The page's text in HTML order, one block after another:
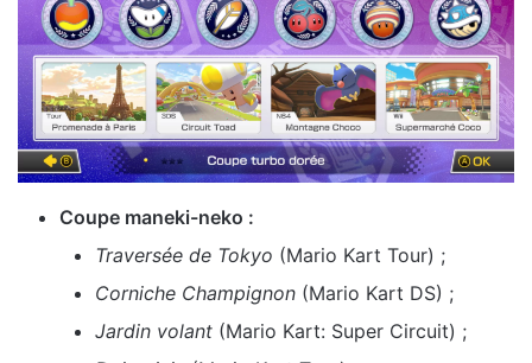
Coupe maneki-neko :
Traversée de Tokyo (Mario Kart Tour) ;
Corniche Champignon (Mario Kart DS) ;
Jardin volant (Mario Kart: Super Circuit) ;